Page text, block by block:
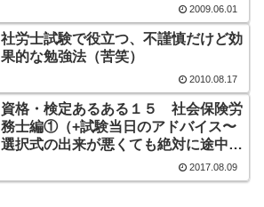
2009.06.01
社労士試験で役立つ、不謹慎だけど効
果的な勉強法（苦笑）
2010.08.17
資格・検定あるある１５ 社会保険労
務士編①（+試験当日のアドバイス〜
選択式の出来が悪くても絶対に途中で
2017.08.09